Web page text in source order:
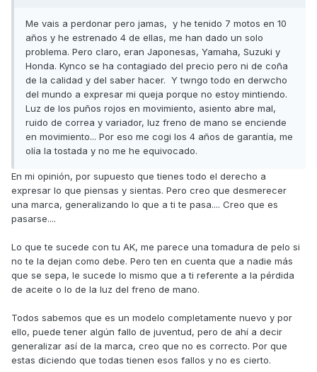
Me vais a perdonar pero jamas, y he tenido 7 motos en 10
años y he estrenado 4 de ellas, me han dado un solo
problema. Pero claro, eran Japonesas, Yamaha, Suzuki y
Honda. Kynco se ha contagiado del precio pero ni de coña
de la calidad y del saber hacer. Y twngo todo en derwcho
del mundo a expresar mi queja porque no estoy mintiendo.
Luz de los puños rojos en movimiento, asiento abre mal,
ruido de correa y variador, luz freno de mano se enciende
en movimiento... Por eso me cogi los 4 años de garantía, me
olía la tostada y no me he equivocado.
En mi opinión, por supuesto que tienes todo el derecho a
expresar lo que piensas y sientas. Pero creo que desmerecer
una marca, generalizando lo que a ti te pasa.... Creo que es
pasarse....
Lo que te sucede con tu AK, me parece una tomadura de pelo si
no te la dejan como debe. Pero ten en cuenta que a nadie más
que se sepa, le sucede lo mismo que a ti referente a la pérdida
de aceite o lo de la luz del freno de mano.
Todos sabemos que es un modelo completamente nuevo y por
ello, puede tener algún fallo de juventud, pero de ahí a decir
generalizar así de la marca, creo que no es correcto. Por que
estas diciendo que todas tienen esos fallos y no es cierto.